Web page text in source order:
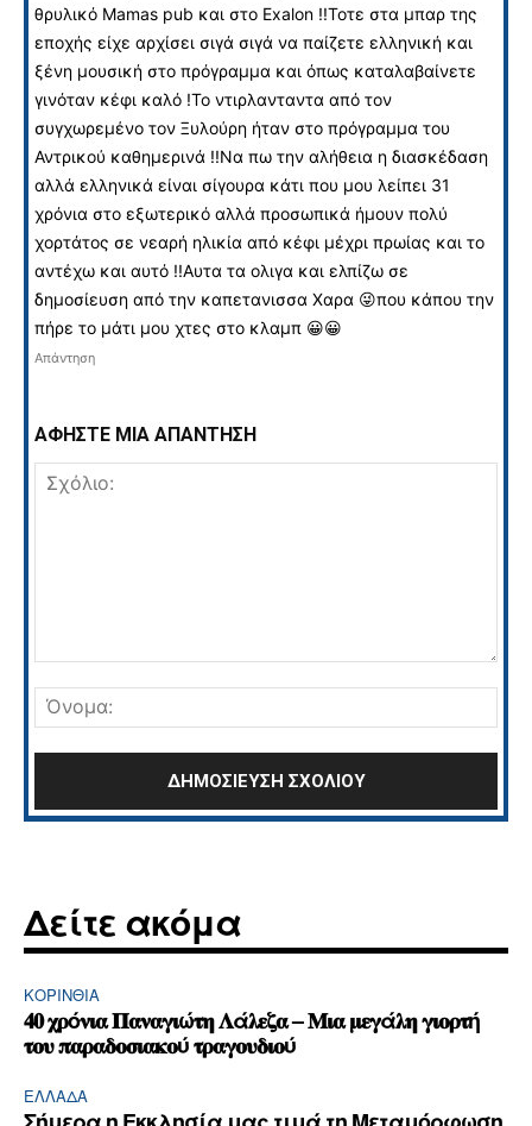
θρυλικό Mamas pub και στο Exalon !!Τοτε στα μπαρ της
εποχής είχε αρχίσει σιγά σιγά να παίζετε ελληνική και
ξένη μουσική στο πρόγραμμα και όπως καταλαβαίνετε
γινόταν κέφι καλό !Το ντιρλανταντα από τον
συγχωρεμένο τον Ξυλούρη ήταν στο πρόγραμμα του
Αντρικού καθημερινά !!Να πω την αλήθεια η διασκέδαση
αλλά ελληνικά είναι σίγουρα κάτι που μου λείπει 31
χρόνια στο εξωτερικό αλλά προσωπικά ήμουν πολύ
χορτάτος σε νεαρή ηλικία από κέφι μέχρι πρωίας και το
αντέχω και αυτό !!Αυτα τα ολιγα και ελπίζω σε
δημοσίευση από την καπετανισσα Χαρα 😜που κάπου την
πήρε το μάτι μου χτες στο κλαμπ 😀😀
Απάντηση
ΑΦΗΣΤΕ ΜΙΑ ΑΠΑΝΤΗΣΗ
Δείτε ακόμα
ΚΟΡΙΝΘΊΑ
𝟒𝟎 𝛘𝛒ό𝛎𝛊𝛂 𝚷𝛂𝛎𝛂𝛄𝛊ώ𝛕𝛈 𝚲ά𝛌𝛆𝛇𝛂 – 𝚳𝛊𝛂 𝛍𝛆𝛄ά𝛌𝛈 𝛄𝛊𝛐𝛒𝛕ή
𝛕𝛐𝛖 𝛑𝛂𝛒𝛂𝛅𝛐𝛔𝛊𝛂𝛋𝛐ύ 𝛕𝛒𝛂𝛄𝛐𝛖𝛅𝛊𝛐ύ
ΕΛΛΆΔΑ